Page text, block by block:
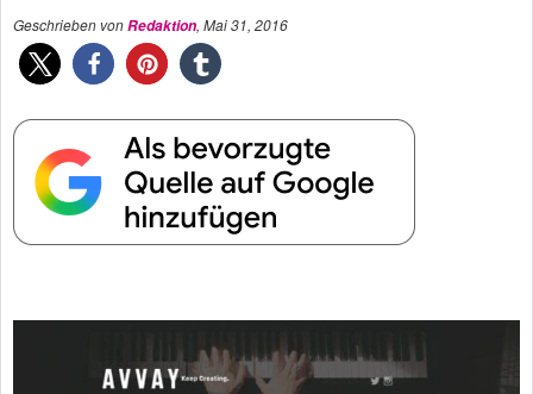
Geschrieben vonRedaktion, Mai 31, 2016